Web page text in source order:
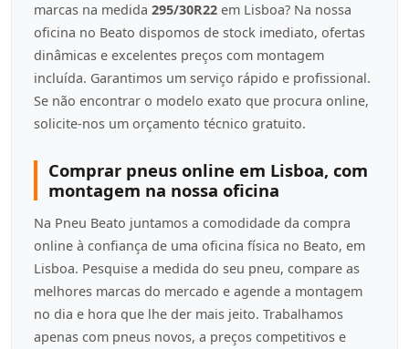
marcas na medida 295/30R22 em Lisboa? Na nossa
oficina no Beato dispomos de stock imediato, ofertas
dinâmicas e excelentes preços com montagem
incluída. Garantimos um serviço rápido e profissional.
Se não encontrar o modelo exato que procura online,
solicite-nos um orçamento técnico gratuito.
Comprar pneus online em Lisboa, com
montagem na nossa oficina
Na Pneu Beato juntamos a comodidade da compra
online à confiança de uma oficina física no Beato, em
Lisboa. Pesquise a medida do seu pneu, compare as
melhores marcas do mercado e agende a montagem
no dia e hora que lhe der mais jeito. Trabalhamos
apenas com pneus novos, a preços competitivos e